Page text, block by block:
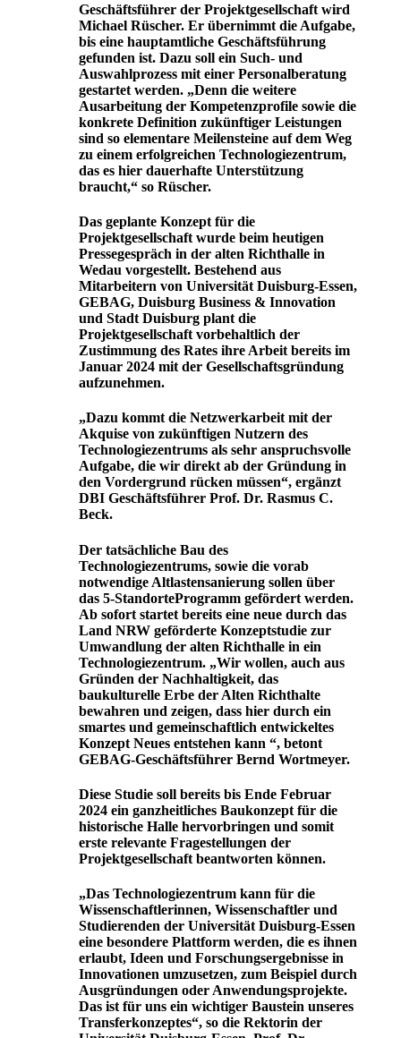
Geschäftsführer der Projektgesellschaft wird
Michael Rüscher. Er übernimmt die Aufgabe,
bis eine hauptamtliche Geschäftsführung
gefunden ist. Dazu soll ein Such- und
Auswahlprozess mit einer Personalberatung
gestartet werden. „Denn die weitere
Ausarbeitung der Kompetenzprofile sowie die
konkrete Definition zukünftiger Leistungen
sind so elementare Meilensteine auf dem Weg
zu einem erfolgreichen Technologiezentrum,
das es hier dauerhafte Unterstützung
braucht,“ so Rüscher.
Das geplante Konzept für die
Projektgesellschaft wurde beim heutigen
Pressegespräch in der alten Richthalle in
Wedau vorgestellt. Bestehend aus
Mitarbeitern von Universität Duisburg-Essen,
GEBAG, Duisburg Business & Innovation
und Stadt Duisburg plant die
Projektgesellschaft vorbehaltlich der
Zustimmung des Rates ihre Arbeit bereits im
Januar 2024 mit der Gesellschaftsgründung
aufzunehmen.
„Dazu kommt die Netzwerkarbeit mit der
Akquise von zukünftigen Nutzern des
Technologiezentrums als sehr anspruchsvolle
Aufgabe, die wir direkt ab der Gründung in
den Vordergrund rücken müssen“, ergänzt
DBI Geschäftsführer Prof. Dr. Rasmus C.
Beck.
Der tatsächliche Bau des
Technologiezentrums, sowie die vorab
notwendige Altlastensanierung sollen über
das 5-StandorteProgramm gefördert werden.
Ab sofort startet bereits eine neue durch das
Land NRW geförderte Konzeptstudie zur
Umwandlung der alten Richthalle in ein
Technologiezentrum. „Wir wollen, auch aus
Gründen der Nachhaltigkeit, das
baukulturelle Erbe der Alten Richthalte
bewahren und zeigen, dass hier durch ein
smartes und gemeinschaftlich entwickeltes
Konzept Neues entstehen kann “, betont
GEBAG-Geschäftsführer Bernd Wortmeyer.
Diese Studie soll bereits bis Ende Februar
2024 ein ganzheitliches Baukonzept für die
historische Halle hervorbringen und somit
erste relevante Fragestellungen der
Projektgesellschaft beantworten können.
„Das Technologiezentrum kann für die
Wissenschaftlerinnen, Wissenschaftler und
Studierenden der Universität Duisburg-Essen
eine besondere Plattform werden, die es ihnen
erlaubt, Ideen und Forschungsergebnisse in
Innovationen umzusetzen, zum Beispiel durch
Ausgründungen oder Anwendungsprojekte.
Das ist für uns ein wichtiger Baustein unseres
Transferkonzeptes“, so die Rektorin der